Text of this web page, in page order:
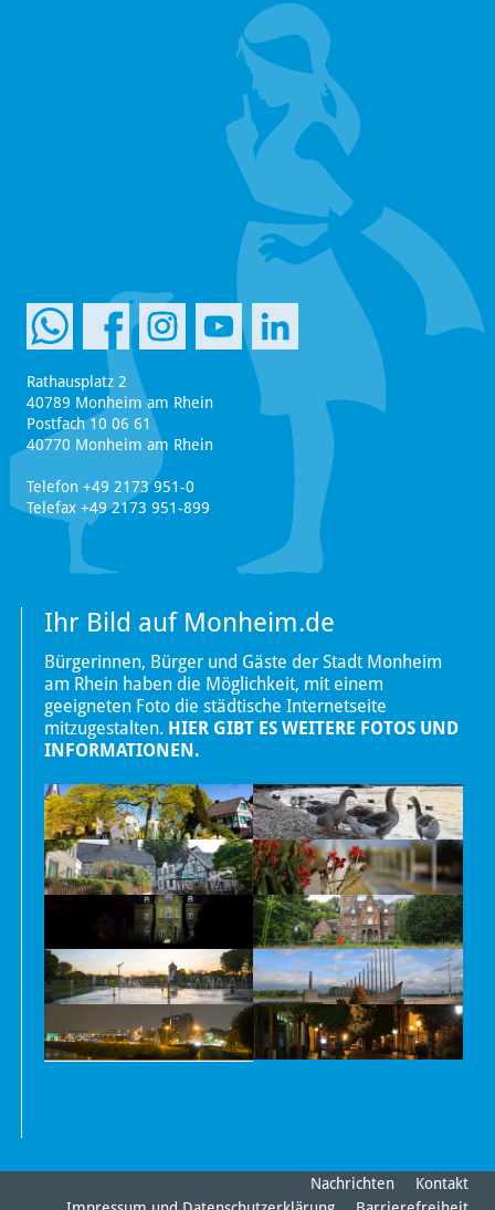
Rathausplatz 2
40789 Monheim am Rhein
Postfach 10 06 61
40770 Monheim am Rhein
Telefon +49 2173 951-0
Telefax +49 2173 951-899
Ihr Bild auf Monheim.de
Bürgerinnen, Bürger und Gäste der Stadt Monheim
am Rhein haben die Möglichkeit, mit einem
geeigneten Foto die städtische Internetseite
mitzugestalten. HIER GIBT ES WEITERE FOTOS UND
INFORMATIONEN.
Nachrichten
Kontakt